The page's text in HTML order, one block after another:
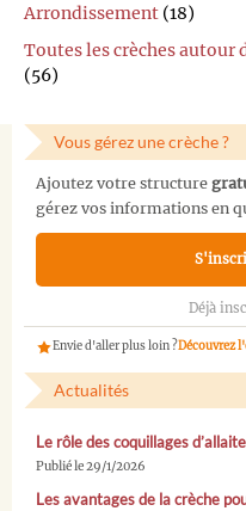
Arrondissement (18)
Toutes les crèches
(56)
Vous gérez une crèche ?
Ajoutez votre structure
gérez vos informations en
Déjà
Envie d'aller plus loin ?Découvrez
Actualités
Le rôle des coquillages
Publié le 29/1/2026
Les avantages de la crèche